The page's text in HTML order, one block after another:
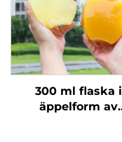
300 ml flaska i
äppelform av